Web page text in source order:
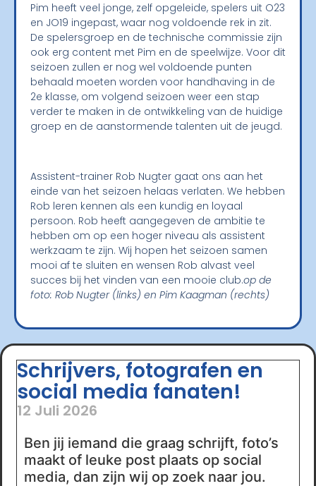
Pim heeft veel jonge, zelf opgeleide, spelers uit O23
en JO19 ingepast, waar nog voldoende rek in zit.
De spelersgroep en de technische commissie zijn
ook erg content met Pim en de speelwijze. Voor dit
seizoen zullen er nog wel voldoende punten
behaald moeten worden voor handhaving in de
2e klasse, om volgend seizoen weer een stap
verder te maken in de ontwikkeling van de huidige
groep en de aanstormende talenten uit de jeugd.
Assistent-trainer Rob Nugter gaat ons aan het
einde van het seizoen helaas verlaten. We hebben
Rob leren kennen als een kundig en loyaal
persoon. Rob heeft aangegeven de ambitie te
hebben om op een hoger niveau als assistent
werkzaam te zijn. Wij hopen het seizoen samen
mooi af te sluiten en wensen Rob alvast veel
succes bij het vinden van een mooie club.op de
foto: Rob Nugter (links) en Pim Kaagman (rechts)
Schrijvers, fotografen en
social media fanaten!
12 Juli 2026
Ben jij iemand die graag schrijft, foto’s
maakt of leuke post plaats op social
media, dan zijn wij op zoek naar jou.